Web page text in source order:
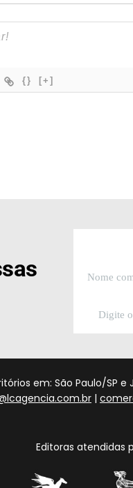
{} [+]
em: São Paulo/SP e
|
Editoras atendidas